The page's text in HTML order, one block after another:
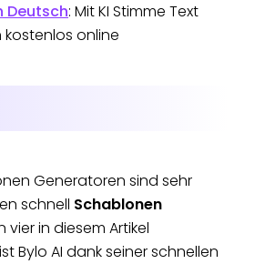
Deutsch: Mit KI Stimme Text
online
Generatoren sind sehr
schnell Schablonen
vier in diesem Artikel
Bylo AI dank seiner schnellen